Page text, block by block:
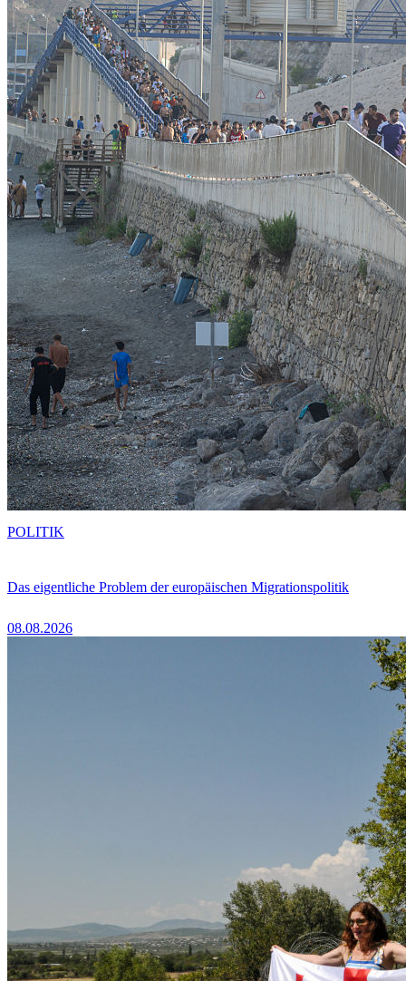
Das eigentliche Problem der europäischen Migrationspolitik
08.08.2026
POLITIK